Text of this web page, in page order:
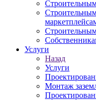
Услуги
Назад
Услуги
Монтаж